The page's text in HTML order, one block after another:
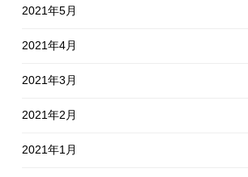
2021年5月
2021年4月
2021年3月
2021年2月
2021年1月